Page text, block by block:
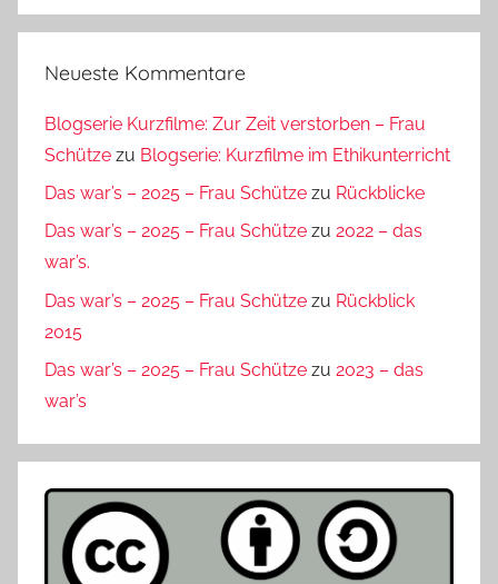
Neueste Kommentare
Blogserie Kurzfilme: Zur Zeit verstorben – Frau
Schütze zu Blogserie: Kurzfilme im Ethikunterricht
Das war’s – 2025 – Frau Schütze zu Rückblicke
Das war’s – 2025 – Frau Schütze zu 2022 – das
war’s.
Das war’s – 2025 – Frau Schütze zu Rückblick
2015
Das war’s – 2025 – Frau Schütze zu 2023 – das
war’s